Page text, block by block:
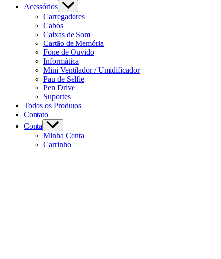
Acessórios
Carregadores
Cabos
Caixas de Som
Cartão de Memória
Fone de Ouvido
Informática
Mini Ventilador / Umidificador
Pau de Selfie
Pen Drive
Suportes
Todos os Produtos
Contato
Conta
Minha Conta
Carrinho